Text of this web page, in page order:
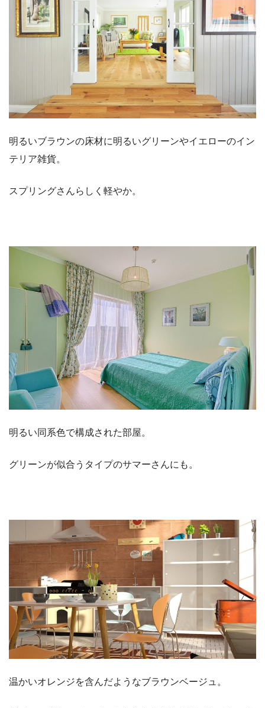
明るいブラウンの床材に明るいグリーンやイエローのイン
テリア雑貨。
スプリングさんらしく軽やか。
明るい同系色で構成された部屋。
グリーンが似合うタイプのサマーさんにも。
温かいオレンジを含んだようなブラウンベージュ。